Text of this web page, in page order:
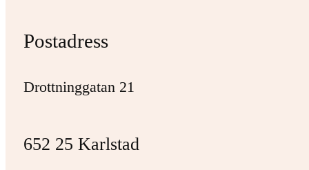
Postadress
Drottninggatan 21
652 25 Karlstad